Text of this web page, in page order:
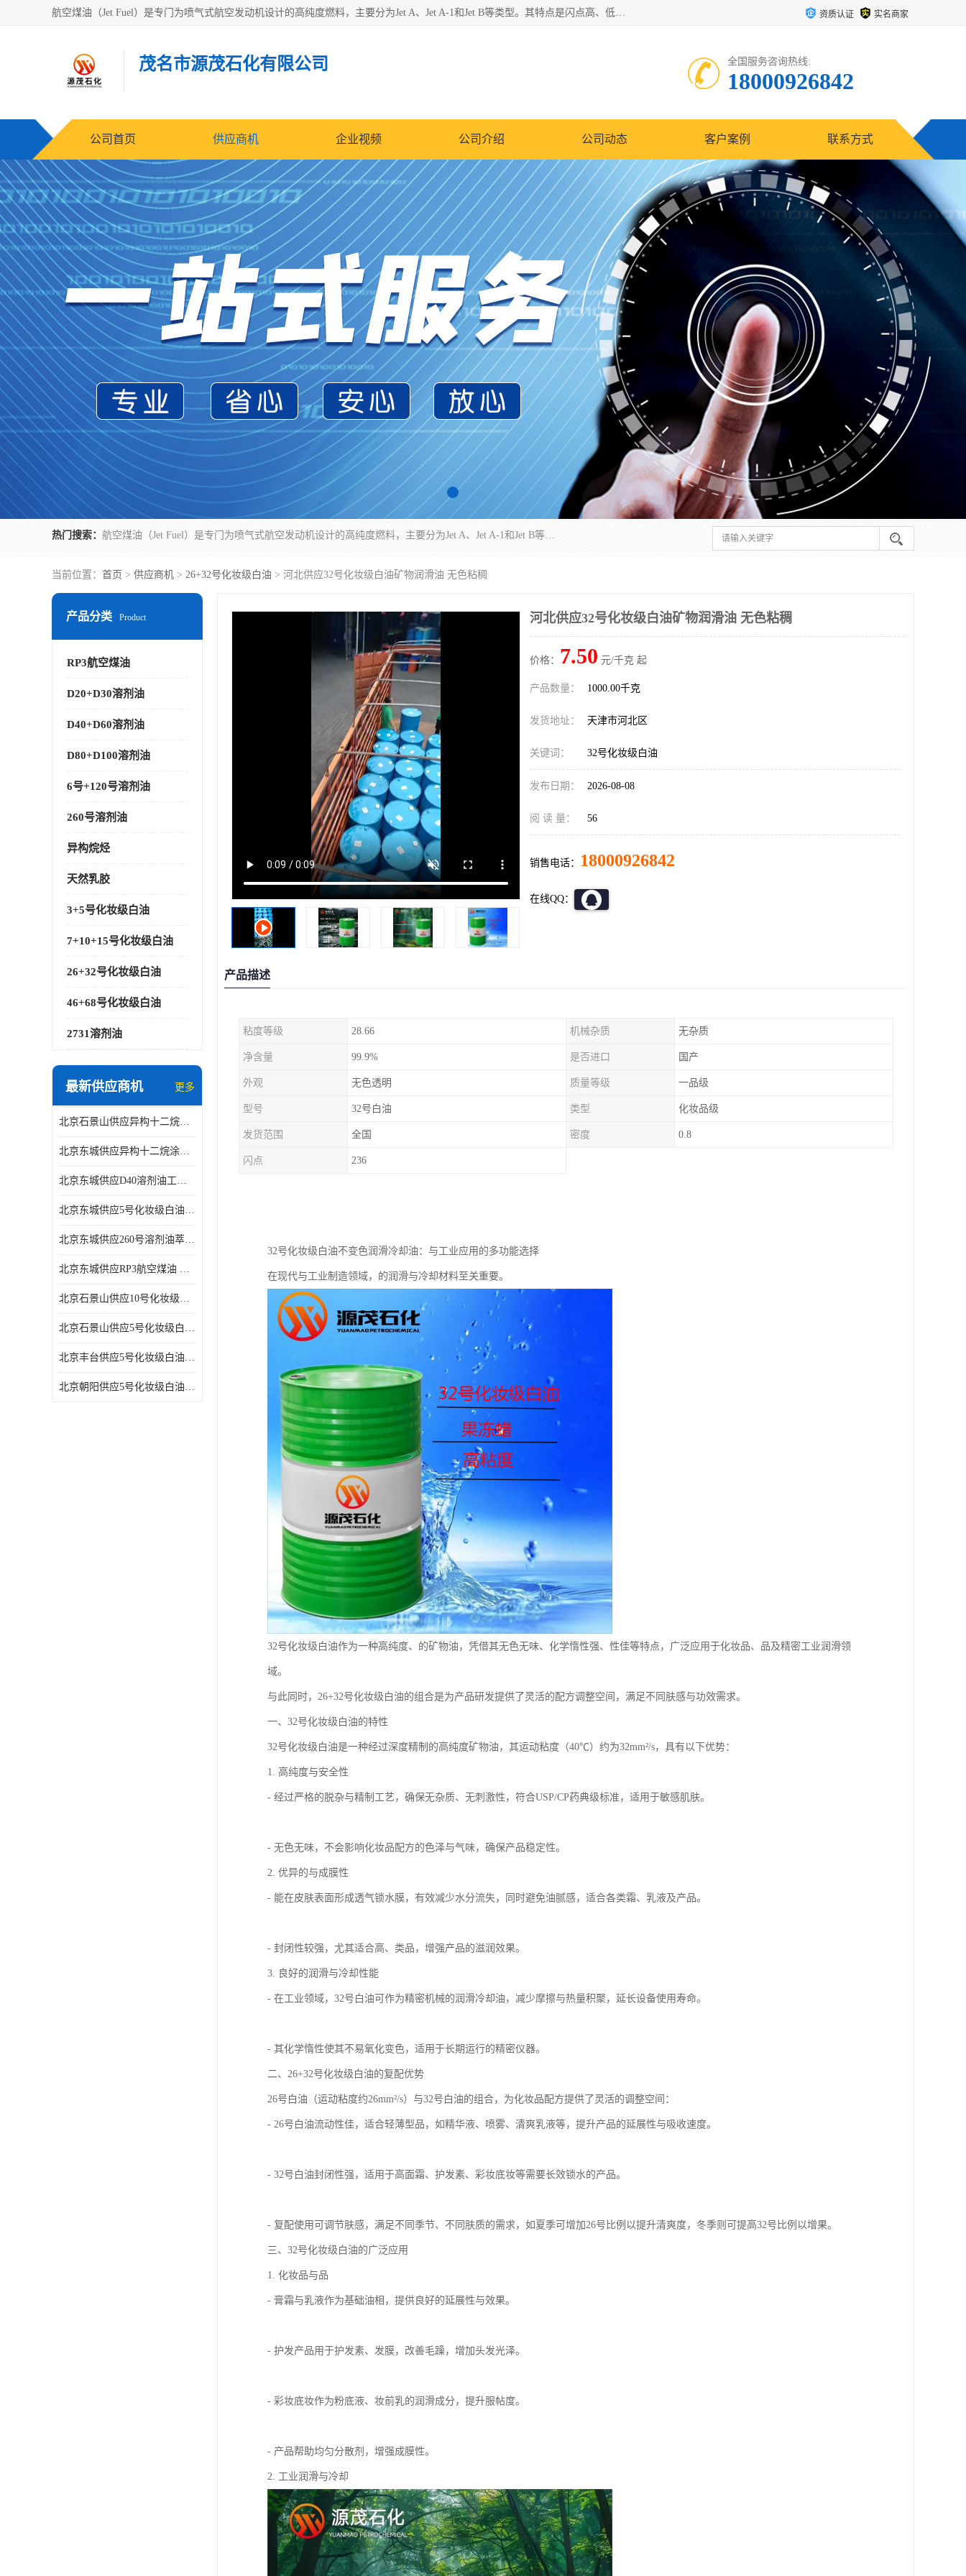
航空煤油（Jet Fuel）是专门为喷气式航空发动机设计的高纯度燃料，主要分为Jet A、Jet A-1和Jet B等类型。其特点是闪点高、低温流动性好，并添加了抗静电剂和抗氧化剂以确保飞行安全。航空煤油需 资质认证 实名商家
茂名市源茂石化有限公司 全国服务咨询热线:
18000926842
公司首页 供应商机 企业视频 公司介绍 公司动态 客户案例 联系方式
热门搜索： 航空煤油（Jet Fuel）是专门为喷气式航空发动机设计的高纯度燃料，主要分为Jet A、Jet A-1和Jet B等类型。其特点是闪点高、低温流动性好，并添加了抗静电剂和抗氧化剂以确保飞行安全。航空煤油需
当前位置： 首页 > 供应商机 > 26+32号化妆级白油 > 河北供应32号化妆级白油矿物润滑油 无色粘稠
产品分类 Product
RP3航空煤油
D20+D30溶剂油
D40+D60溶剂油
D80+D100溶剂油
6号+120号溶剂油
260号溶剂油
异构烷烃
天然乳胶
3+5号化妆级白油
7+10+15号化妆级白油
26+32号化妆级白油
46+68号化妆级白油
2731溶剂油
最新供应商机 更多
北京石景山供应异构十二烷香精助剂
北京东城供应异构十二烷涂料胶粘油墨稀释剂
北京东城供应D40溶剂油工业金属清洗
北京东城供应5号化妆级白油钻井液润滑剂
北京东城供应260号溶剂油萃取溶剂油金属萃取剂
北京东城供应RP3航空煤油 高含量国标工业级航空煤油燃料油 无色透明
北京石景山供应10号化妆级白油高精密机械润滑油
北京石景山供应5号化妆级白油缝纫机油 设备润滑油
北京丰台供应5号化妆级白油纤维与织物柔软光亮
北京朝阳供应5号化妆级白油纺织时的润滑剂
河北供应32号化妆级白油矿物润滑油 无色粘稠
价格： 7.50 元/千克 起
产品数量： 1000.00千克
发货地址： 天津市河北区
关键词： 32号化妆级白油
发布日期： 2026-08-08
阅 读 量： 56
销售电话： 18000926842
在线QQ：
产品描述
粘度等级 28.66 机械杂质 无杂质
净含量 99.9% 是否进口 国产
外观 无色透明 质量等级 一品级
型号 32号白油 类型 化妆品级
发货范围 全国 密度 0.8
闪点 236
32号化妆级白油不变色润滑冷却油：与工业应用的多功能选择
在现代与工业制造领域，的润滑与冷却材料至关重要。
32号化妆级白油作为一种高纯度、的矿物油，凭借其无色无味、化学惰性强、性佳等特点，广泛应用于化妆品、品及精密工业润滑领
域。
与此同时，26+32号化妆级白油的组合是为产品研发提供了灵活的配方调整空间，满足不同肤感与功效需求。
一、32号化妆级白油的特性
32号化妆级白油是一种经过深度精制的高纯度矿物油，其运动粘度（40℃）约为32mm²/s，具有以下优势：
1. 高纯度与安全性
- 经过严格的脱杂与精制工艺，确保无杂质、无刺激性，符合USP/CP药典级标准，适用于敏感肌肤。
- 无色无味，不会影响化妆品配方的色泽与气味，确保产品稳定性。
2. 优异的与成膜性
- 能在皮肤表面形成透气锁水膜，有效减少水分流失，同时避免油腻感，适合各类霜、乳液及产品。
- 封闭性较强，尤其适合高、类品，增强产品的滋润效果。
3. 良好的润滑与冷却性能
- 在工业领域，32号白油可作为精密机械的润滑冷却油，减少摩擦与热量积聚，延长设备使用寿命。
- 其化学惰性使其不易氧化变色，适用于长期运行的精密仪器。
二、26+32号化妆级白油的复配优势
26号白油（运动粘度约26mm²/s）与32号白油的组合，为化妆品配方提供了灵活的调整空间：
- 26号白油流动性佳，适合轻薄型品，如精华液、喷雾、清爽乳液等，提升产品的延展性与吸收速度。
- 32号白油封闭性强，适用于高面霜、护发素、彩妆底妆等需要长效锁水的产品。
- 复配使用可调节肤感，满足不同季节、不同肤质的需求，如夏季可增加26号比例以提升清爽度，冬季则可提高32号比例以增果。
三、32号化妆级白油的广泛应用
1. 化妆品与品
- 膏霜与乳液作为基础油相，提供良好的延展性与效果。
- 护发产品用于护发素、发膜，改善毛躁，增加头发光泽。
- 彩妆底妆作为粉底液、妆前乳的润滑成分，提升服帖度。
- 产品帮助均匀分散剂，增强成膜性。
2. 工业润滑与冷却